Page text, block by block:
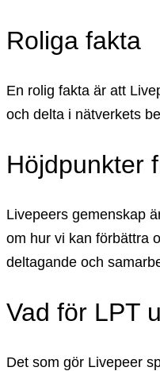
Roliga fakta
En rolig fakta är att
och delta i nätverkets
Höjdpunkter
Livepeers gemenskap
om hur vi kan förbättra
deltagande och
Vad för LPT
Det som gör Livepeer